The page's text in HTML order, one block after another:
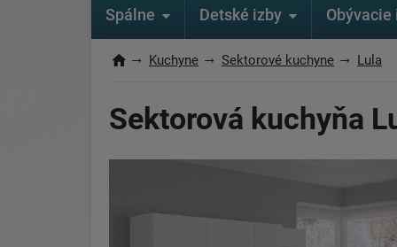
Spálne Detské izby Obývacie
Kuchyne Sektorové kuchyne Lula
Sektorová kuchyňa